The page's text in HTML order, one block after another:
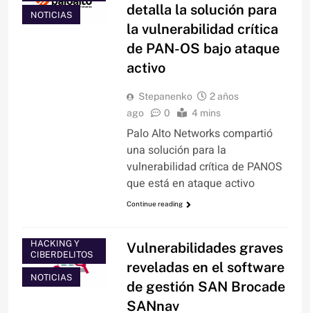
NOTICIAS
detalla la solución para
la vulnerabilidad crítica
de PAN-OS bajo ataque
activo
Stepanenko
2 años
ago
0 4 mins
Palo Alto Networks compartió
una solución para la
vulnerabilidad crítica de PANOS
que está en ataque activo
Continue reading
HACKING Y
CIBERDELITOS
NOTICIAS
Vulnerabilidades graves
reveladas en el software
de gestión SAN Brocade
SANnav